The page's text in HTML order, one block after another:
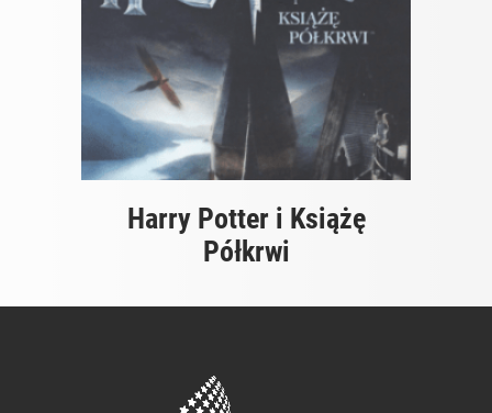
Harry Potter i Książę
Półkrwi